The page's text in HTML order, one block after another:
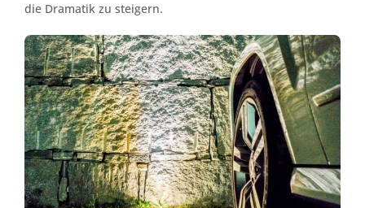
die Dramatik zu steigern.